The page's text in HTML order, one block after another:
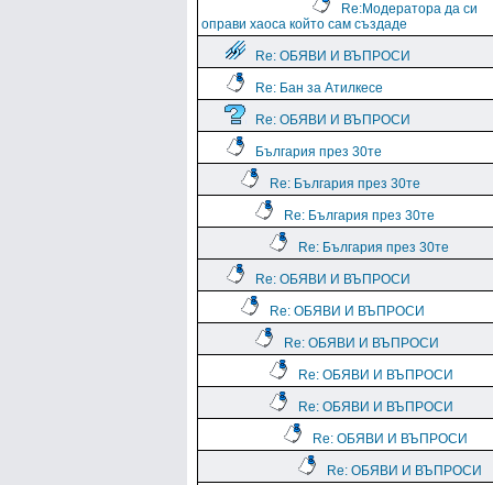
Re:Модератора да си
оправи хаоса който сам създаде
Re: ОБЯВИ И ВЪПРОСИ
Re: Бан за Атилкесе
Re: ОБЯВИ И ВЪПРОСИ
България през 30те
Re: България през 30те
Re: България през 30те
Re: България през 30те
Re: ОБЯВИ И ВЪПРОСИ
Re: ОБЯВИ И ВЪПРОСИ
Re: ОБЯВИ И ВЪПРОСИ
Re: ОБЯВИ И ВЪПРОСИ
Re: ОБЯВИ И ВЪПРОСИ
Re: ОБЯВИ И ВЪПРОСИ
Re: ОБЯВИ И ВЪПРОСИ